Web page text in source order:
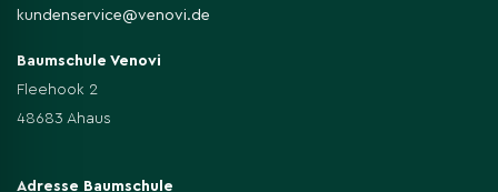
kundenservice@venovi.de
Baumschule Venovi
Fleehook 2
48683 Ahaus
Adresse Baumschule